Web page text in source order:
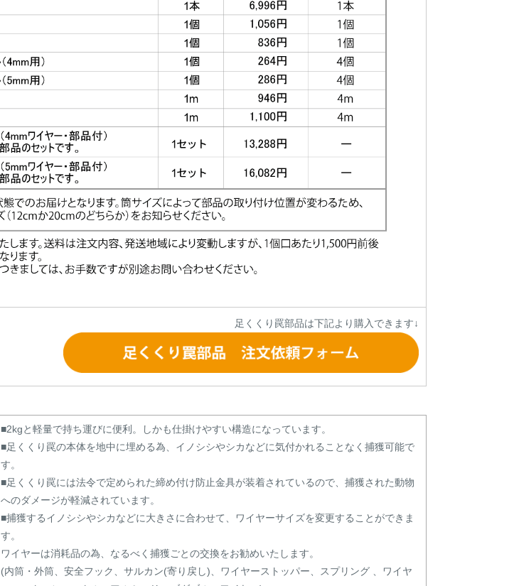
足くくり罠部品は下記より購入できます↓
■2kgと軽量で持ち運びに便利。しかも仕掛けやすい構造になっています。
■足くくり罠の本体を地中に埋める為、イノシシやシカなどに気付かれることなく捕獲可能で
す。
■足くくり罠には法令で定められた締め付け防止金具が装着されているので、捕獲された動物
へのダメージが軽減されています。
■捕獲するイノシシやシカなどに大きさに合わせて、ワイヤーサイズを変更することができま
す。
ワイヤーは消耗品の為、なるべく捕獲ごとの交換をお勧めいたします。
(内筒・外筒、安全フック、サルカン(寄り戻し)、ワイヤーストッパー、スプリング 、ワイヤ